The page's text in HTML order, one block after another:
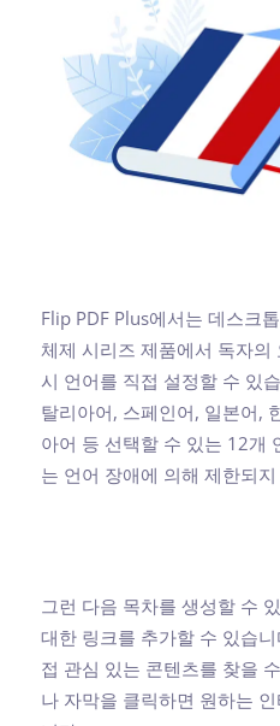
Flip PDF Plus에서는 데스크
체제 시리즈 제품에서 독자의
시 언어를 직접 설정할 수 있
탈리아어, 스페인어, 일본어,
아어 등 선택할 수 있는 12개
는 언어 장애에 의해 제한되
그런 다음 목차를 생성할 수
대한 링크를 추가할 수 있습
접 관심 있는 콘텐츠를 찾을
나 자막을 클릭하면 원하는